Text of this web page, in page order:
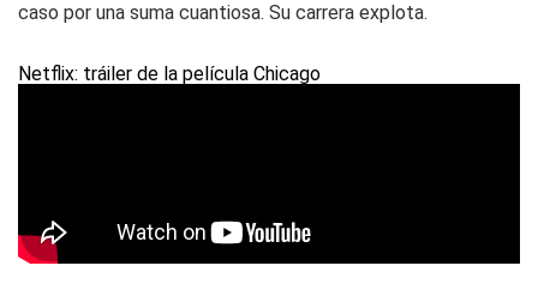
caso por una suma cuantiosa. Su carrera explota.
Netflix: tráiler de la película Chicago